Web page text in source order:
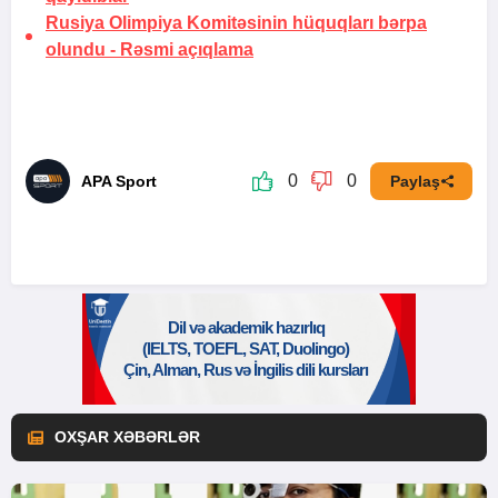
Rusiya Olimpiya Komitəsinin hüquqları bərpa
olundu - Rəsmi açıqlama
APA Sport 0 0 Paylaş
OXŞAR XƏBƏRLƏR